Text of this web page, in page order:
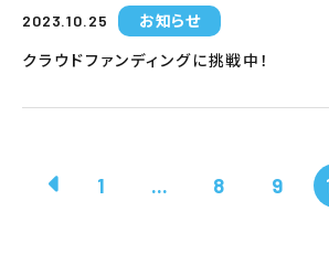
2023.10.25
お知らせ
クラウドファンディングに挑戦中！
1 ... 8 9